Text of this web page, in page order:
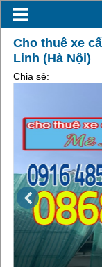
Cho thuê xe
Linh (Hà Nội)
Chia sẻ: